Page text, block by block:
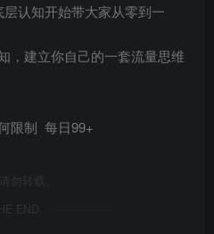
认知开始带大家从零到一
，建立你自己的一套流量思维
限制 每日99+
勿转载。
END